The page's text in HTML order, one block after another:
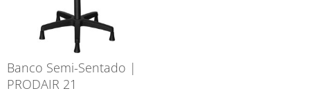
Banco Semi-Sentado |
PRODAIR 21